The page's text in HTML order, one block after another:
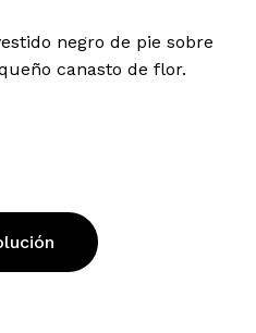
negro de pie sobre
canasto de flor.